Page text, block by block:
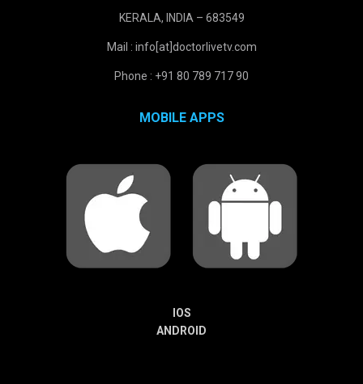
KERALA, INDIA – 683549
Mail : info[at]doctorlivetv.com
Phone : +91 80 789 717 90
MOBILE APPS
IOS
ANDROID